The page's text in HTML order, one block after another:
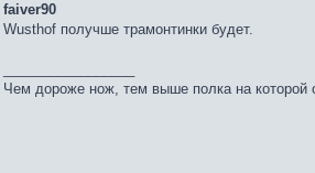
faiver90
Wusthof получше трамонтинки будет.
Чем дороже нож, тем выше полка на которой